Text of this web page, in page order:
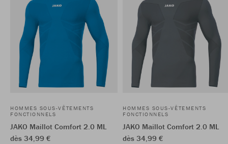
HOMMES SOUS-VÊTEMENTS
FONCTIONNELS
JAKO Maillot Comfort 2.0 ML
dès 34,99 €
HOMMES SOUS-VÊTEMENTS
FONCTIONNELS
JAKO Maillot Comfort 2.0 ML
dès 34,99 €